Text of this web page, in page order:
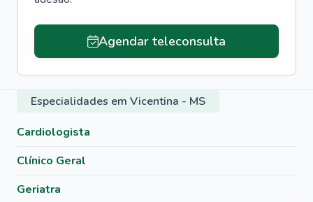
Agendar teleconsulta
Especialidades em Vicentina - MS
Cardiologista
Clínico Geral
Geriatra